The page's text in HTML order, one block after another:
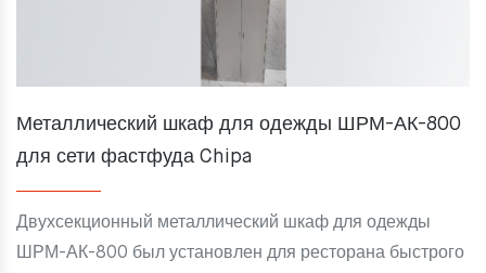
Металлический шкаф для одежды ШРМ-АК-800
для сети фастфуда Chipa
Двухсекционный металлический шкаф для одежды
ШРМ-АК-800 был установлен для ресторана быстрого